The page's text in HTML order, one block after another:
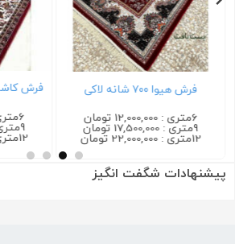
فرش هیوا ۷۰۰ شانه لاکی
6متری : 12,000,000 تومان
9متری : 17,500,000 تومان
12متری : 22,000,000 تومان
6متری : 12,000,000 تومان
9متری : 17,500,000 تومان
12متری : 22,000,000 تومان
پیشنهادات شگفت انگیز